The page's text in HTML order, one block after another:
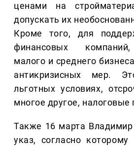
ценами на
допускать их
Кроме того, для
финансовых
малого и среднего
антикризисных мер.
льготных условиях,
многое другое,
Также 16 марта Владимир
указ, согласно которому